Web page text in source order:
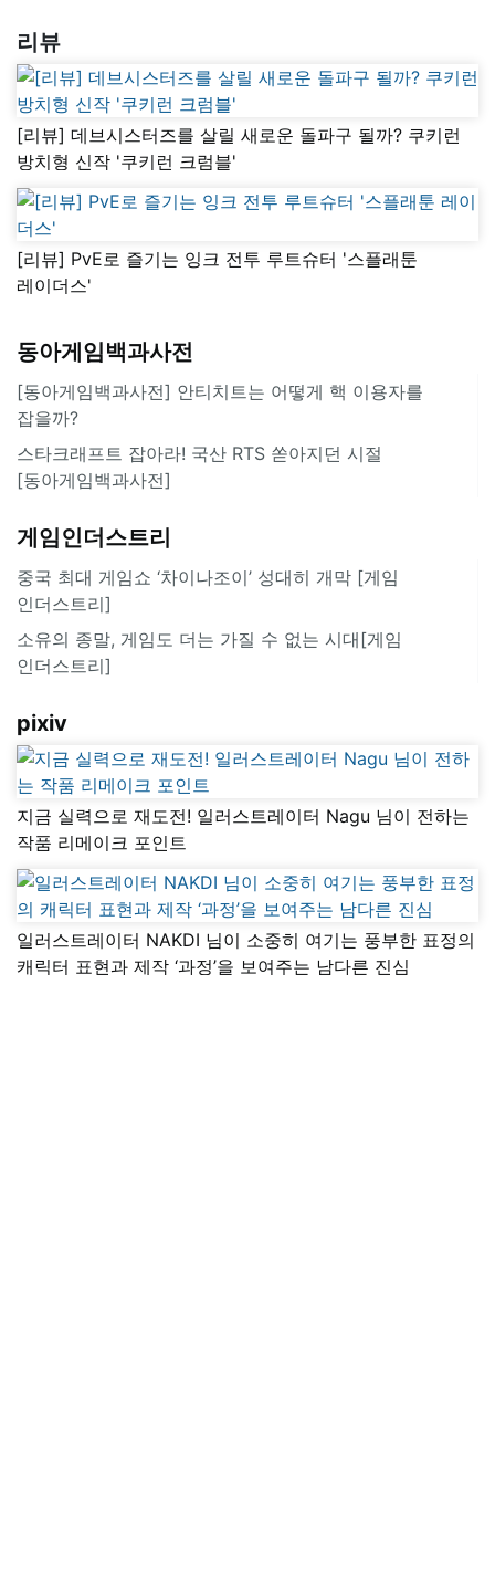
리뷰
[리뷰] 데브시스터즈를 살릴 새로운 돌파구 될까? 쿠키런
방치형 신작 '쿠키런 크럼블'
[리뷰] PvE로 즐기는 잉크 전투 루트슈터 '스플래툰
레이더스'
동아게임백과사전
[동아게임백과사전] 안티치트는 어떻게 핵 이용자를
잡을까?
스타크래프트 잡아라! 국산 RTS 쏟아지던 시절
[동아게임백과사전]
게임인더스트리
중국 최대 게임쇼 ‘차이나조이’ 성대히 개막 [게임
인더스트리]
소유의 종말, 게임도 더는 가질 수 없는 시대[게임
인더스트리]
pixiv
지금 실력으로 재도전! 일러스트레이터 Nagu 님이 전하는
작품 리메이크 포인트
일러스트레이터 NAKDI 님이 소중히 여기는 풍부한 표정의
캐릭터 표현과 제작 ‘과정’을 보여주는 남다른 진심